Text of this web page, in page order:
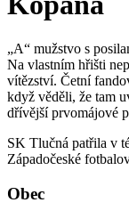
„A“ mužstvo s
Na vlastním hřišti
vítězství. Četní
když věděli, že tam
dřívější prvomájové
SK Tlučná patřila v
Západočeské
Obec